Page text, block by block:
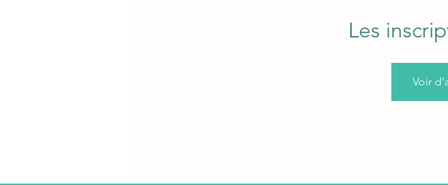
Les
Voir